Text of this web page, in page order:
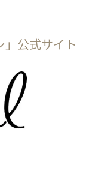
」公式サイト